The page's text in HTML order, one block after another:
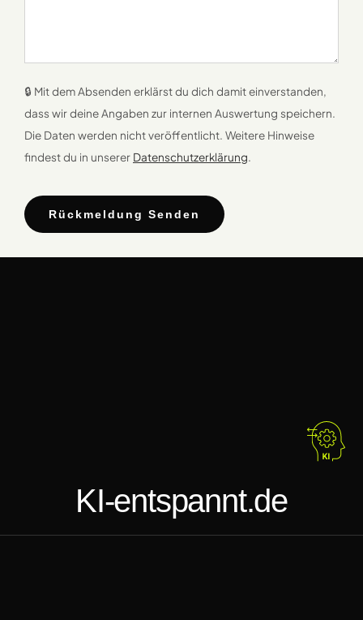
🔒 Mit dem Absenden erklärst du dich damit einverstanden,
dass wir deine Angaben zur internen Auswertung speichern.
Die Daten werden nicht veröffentlicht. Weitere Hinweise
findest du in unserer Datenschutzerklärung.
Rückmeldung Senden
KI-entspannt.de